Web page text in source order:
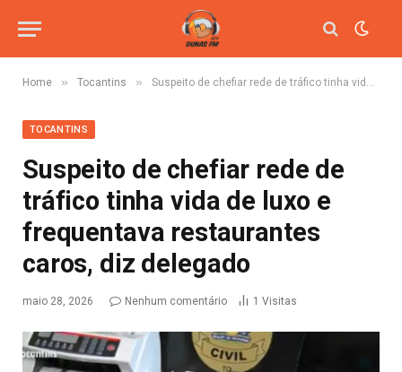
Home » Tocantins » Suspeito de chefiar rede de tráfico tinha vida de luxo e frequentava restaurantes caros, diz delegado
TOCANTINS
Suspeito de chefiar rede de
tráfico tinha vida de luxo e
frequentava restaurantes
caros, diz delegado
maio 28, 2026 Nenhum comentário 1 Visitas